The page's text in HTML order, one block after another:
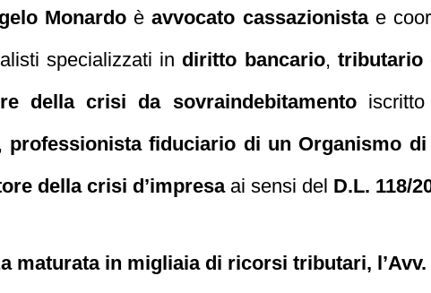
Monardo èavvocato cassazionistae
specializzati in diritto bancario, tributario
della crisi da sovraindebitamentoiscritto
professionista fiduciario di un Organismo
della crisi d’impresaai sensi del D.L. 118/
maturata in migliaia di ricorsi tributari,